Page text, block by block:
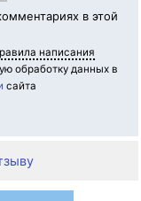
в этой
написания
обработку данных в
сайта